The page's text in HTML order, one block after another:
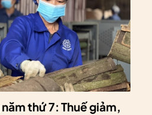
thứ 7: Thuế giảm,